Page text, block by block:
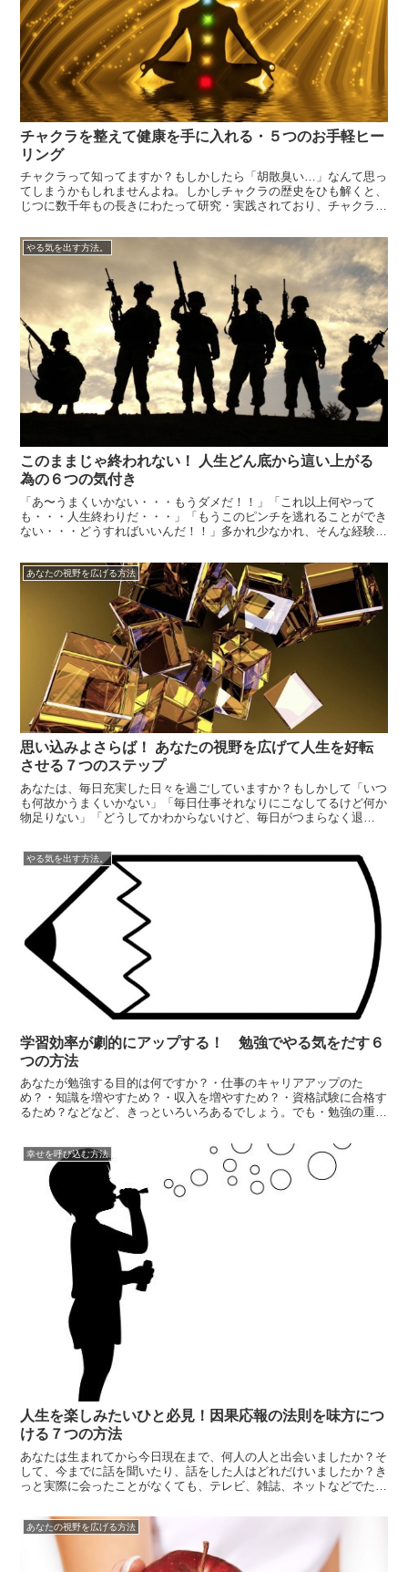
チャクラを整えて健康を手に入れる・５つのお手軽ヒー
リング
チャクラって知ってますか？もしかしたら「胡散臭い…」なんて思っ
てしまうかもしれませんよね。しかしチャクラの歴史をひも解くと、
じつに数千年もの長きにわたって研究・実践されており、チャクラを
は、サンスクリット語で「円」を意味しており、「人体の7つのパワ
ースポット」...
やる気を出す方法。
このままじゃ終われない！ 人生どん底から這い上がる
為の６つの気付き
「あ〜うまくいかない・・・もうダメだ！！」「これ以上何やって
も・・・人生終わりだ・・・」「もうこのピンチを逃れることができ
ない・・・どうすればいいんだ！！」多かれ少なかれ、そんな経験を
ください、規模は違えど、実は今まで生きてきた中で、いろんな不
遇、トラブル、...
あなたの視野を広げる方法
思い込みよさらば！ あなたの視野を広げて人生を好転
させる７つのステップ
あなたは、毎日充実した日々を過ごしていますか？もしかして「いつ
も何故かうまくいかない」「毎日仕事それなりにこなしてるけど何か
物足りない」「どうしてかわからないけど、毎日がつまらなく退
い・・・・おもしろ...
やる気を出す方法。
学習効率が劇的にアップする！ 勉強でやる気をだす６
つの方法
あなたが勉強する目的は何ですか？・仕事のキャリアアップのた
め？・知識を増やすため？・収入を増やすため？・資格試験に合格す
るため？などなど、きっといろいろあるでしょう。でも・勉強の重要
起きない・ヤル気がでない・続かないから結果がでない。いったいな
ぜそうなってし...
幸せを呼び込む方法
人生を楽しみたいひと必見！因果応報の法則を味方につ
ける７つの方法
あなたは生まれてから今日現在まで、何人の人と出会いましたか？そ
して、今までに話を聞いたり、話をした人はどれだけいましたか？き
っと実際に会ったことがなくても、テレビ、雑誌、ネットなどでたく
いし、それが一体何なの？」と感じたかもしれません。でも、今まで
たくさんの...
あなたの視野を広げる方法